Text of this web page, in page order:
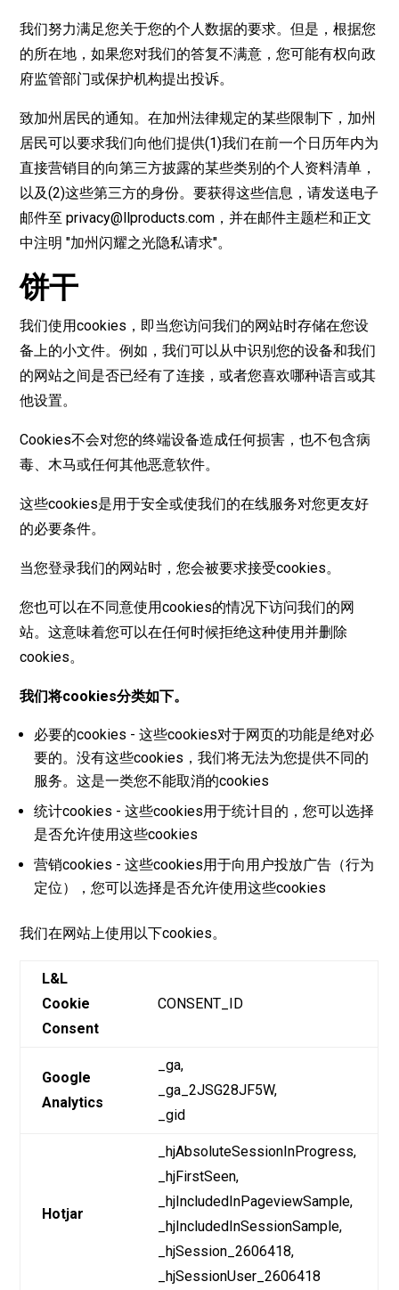
我们努力满足您关于您的个人数据的要求。但是，根据您
的所在地，如果您对我们的答复不满意，您可能有权向政
府监管部门或保护机构提出投诉。
致加州居民的通知。在加州法律规定的某些限制下，加州
居民可以要求我们向他们提供(1)我们在前一个日历年内为
直接营销目的向第三方披露的某些类别的个人资料清单，
以及(2)这些第三方的身份。要获得这些信息，请发送电子
邮件至privacy@llproducts.com ，并在邮件主题栏和正文
中注明 "加州闪耀之光隐私请求"。
饼干
我们使用cookies，即当您访问我们的网站时存储在您设
备上的小文件。例如，我们可以从中识别您的设备和我们
的网站之间是否已经有了连接，或者您喜欢哪种语言或其
他设置。
Cookies不会对您的终端设备造成任何损害，也不包含病
毒、木马或任何其他恶意软件。
这些cookies是用于安全或使我们的在线服务对您更友好
的必要条件。
当您登录我们的网站时，您会被要求接受cookies。
您也可以在不同意使用cookies的情况下访问我们的网
站。这意味着您可以在任何时候拒绝这种使用并删除
cookies。
我们将cookies分类如下。
必要的cookies - 这些cookies对于网页的功能是绝对必
要的。没有这些cookies，我们将无法为您提供不同的
服务。这是一类您不能取消的cookies
统计cookies - 这些cookies用于统计目的，您可以选择
是否允许使用这些cookies
营销cookies - 这些cookies用于向用户投放广告（行为
定位），您可以选择是否允许使用这些cookies
我们在网站上使用以下cookies。
L&L
Cookie
Consent
CONSENT_ID
Google
Analytics
_ga,
_ga_2JSG28JF5W,
_gid
Hotjar
_hjAbsoluteSessionInProgress,
_hjFirstSeen,
_hjIncludedInPageviewSample,
_hjIncludedInSessionSample,
_hjSession_2606418,
_hjSessionUser_2606418